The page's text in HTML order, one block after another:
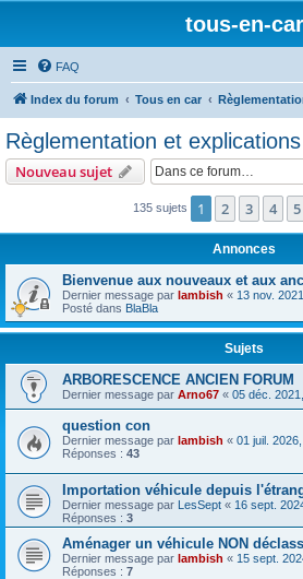
tous-en-car
FAQ
Index du forum Tous en car
Règlementation et explications
Nouveau sujet
135 sujets 1 2 3 4 5
Annonces
Bienvenue aux nouveaux et aux
Dernier message par lambish « 13 nov.
Posté dans BlaBla
Sujets
ARBORESCENCE ANCIEN FORUM
Dernier message par Arno67 « 05 déc.
question con
Dernier message par lambish « 01 juil.
Réponses : 43
Importation véhicule depuis
Dernier message par LesSept « 16 sept.
Réponses : 3
Aménager un véhicule NON
Dernier message par lambish « 15 sept.
Réponses : 7